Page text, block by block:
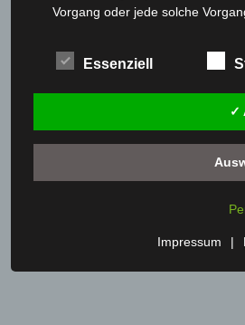
Vorgang oder jede solche
das Ordnen, die Speicherung,
das Abfragen, die Verwendung,
oder eine andere Form der
die Einschränkung, das Löschen
d) Einschränkung der
Einschränkung der Verarbeitung
Profiling ist jede Art der
Daten, die darin besteht, dass
werden, um bestimmte
Essenziell
✓
Impressum |